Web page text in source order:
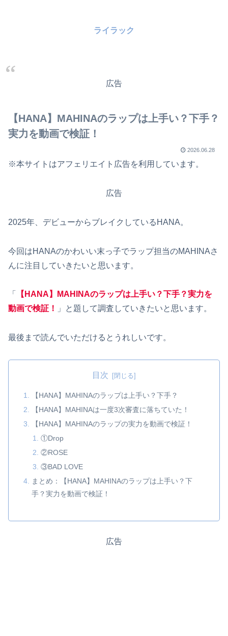
ライラック
広告
【HANA】MAHINAのラップは上手い？下手？
実力を動画で検証！
2026.06.28
※本サイトはアフェリエイト広告を利用しています。
広告
2025年、デビューからブレイクしているHANA。
今回はHANAのかわいい末っ子でラップ担当のMAHINAさ
んに注目していきたいと思います。
「
【HANA】MAHINAのラップは上手い？下手？実力を
動画で検証！
」と題して調査していきたいと思います。
最後まで読んでいただけるとうれしいです。
目次
【HANA】MAHINAのラップは上手い？下手？
【HANA】MAHINAは一度3次審査に落ちていた！
【HANA】MAHINAのラップの実力を動画で検証！
①Drop
②ROSE
③BAD LOVE
まとめ：【HANA】MAHINAのラップは上手い？下
手？実力を動画で検証！
広告